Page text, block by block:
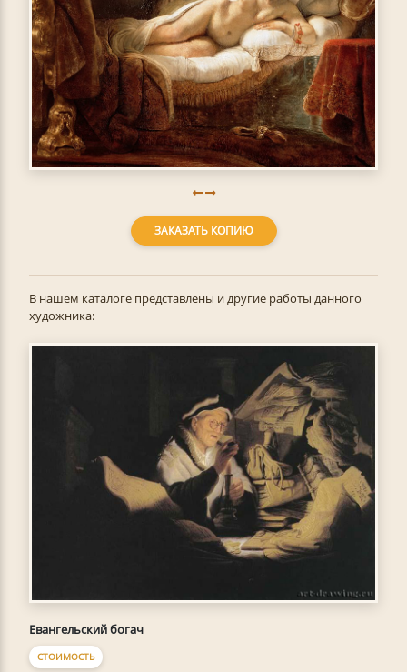
ЗАКАЗАТЬ КОПИЮ
В нашем каталоге представлены и другие работы данного
художника:
Евангельский богач
СТОИМОСТЬ